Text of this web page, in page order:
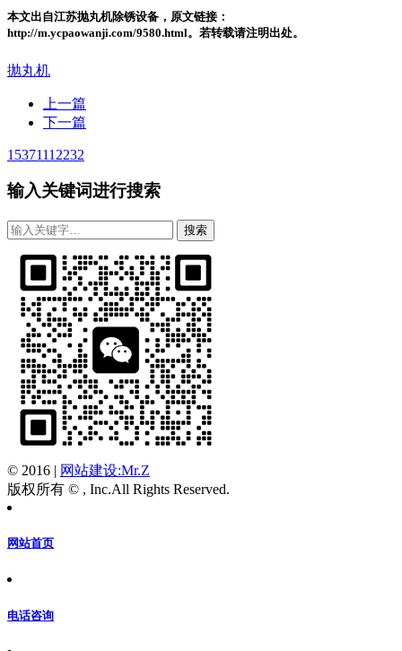
本文出自江苏抛丸机除锈设备，原文链接：
http://m.ycpaowanji.com/9580.html。若转载请注明出处。
抛丸机
上一篇
下一篇
15371112232
输入关键词进行搜索
© 2016 | 网站建设:Mr.Z
版权所有 © , Inc.All Rights Reserved.
网站首页
电话咨询